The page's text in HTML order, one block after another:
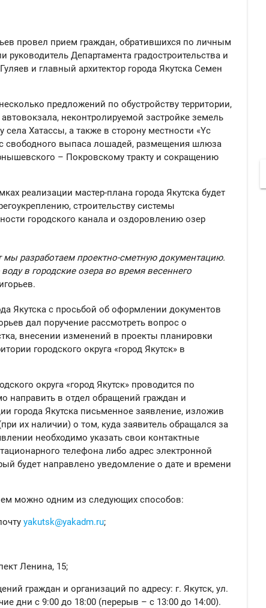
провел прием граждан, обратившихся по личным
руководитель Департамента градостроительства и
и главный архитектор города Якутска Семен
предложений по обустройству территории,
неконтролируемой застройке земель
села Хатассы, а также в сторону местности «Үс
свободного выпаса лошадей, размещения шлюза
– Покровскому тракту и сокращению
реализации мастер-плана города Якутска будет
строительству системы
городского канала и оздоровлению озер
разработаем проектно-сметную документацию.
в городские озера во время весеннего
Якутска с просьбой об оформлении документов
дал поручение рассмотреть вопрос о
внесении изменений в проекты планировки
городского округа «город Якутск» в
округа «город Якутск» проводится по
направить в отдел обращений граждан и
города Якутска письменное заявление, изложив
их наличии) о том, куда заявитель обращался за
необходимо указать свои контактные
телефона либо адрес электронной
будет направлено уведомление о дате и времени
можно одним из следующих способов:
yakutsk@yakadm.ru;
Ленина, 15;
граждан и организаций по адресу: г. Якутск, ул.
дни с 9:00 до 18:00 (перерыв – с 13:00 до 14:00).